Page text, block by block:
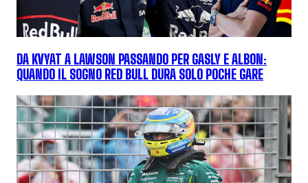
DA KVYAT A LAWSON PASSANDO PER GASLY E ALBON:
QUANDO IL SOGNO RED BULL DURA SOLO POCHE GARE